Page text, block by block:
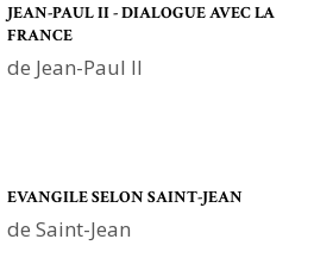
JEAN-PAUL II - DIALOGUE AVEC LA
FRANCE
de Jean-Paul II
EVANGILE SELON SAINT-JEAN
de Saint-Jean